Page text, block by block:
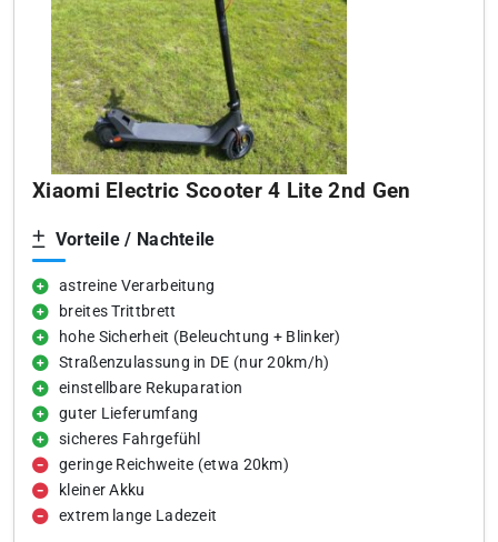
Xiaomi Electric Scooter 4 Lite 2nd Gen
Vorteile / Nachteile
astreine Verarbeitung
breites Trittbrett
hohe Sicherheit (Beleuchtung + Blinker)
Straßenzulassung in DE (nur 20km/h)
einstellbare Rekuparation
guter Lieferumfang
sicheres Fahrgefühl
geringe Reichweite (etwa 20km)
kleiner Akku
extrem lange Ladezeit